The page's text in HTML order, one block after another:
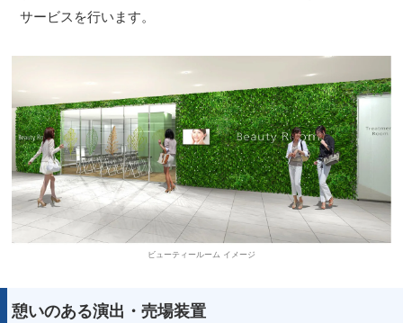
サービスを行います。
ビューティールーム イメージ
憩いのある演出・売場装置